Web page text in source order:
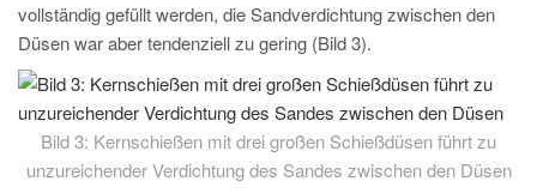
vollständig gefüllt werden, die Sandverdichtung zwischen den
Düsen war aber tendenziell zu gering (Bild 3).
Bild 3: Kernschießen mit drei großen Schießdüsen führt zu
unzureichender Verdichtung des Sandes zwischen den Düsen